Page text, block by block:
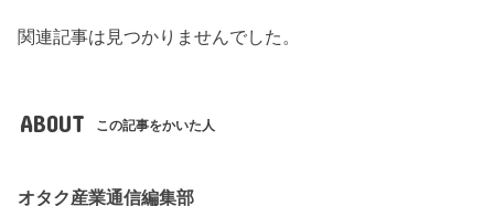
関連記事は見つかりませんでした。
ABOUT この記事をかいた人
オタク産業通信編集部